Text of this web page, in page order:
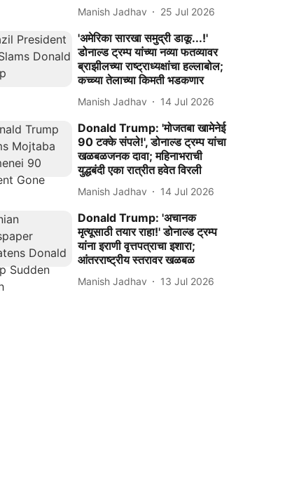
Manish Jadhav 25 Jul 2026
'अमेरिका सारखा समुद्री डाकू...!'
डोनाल्ड ट्रम्प यांच्या नव्या फतव्यावर
ब्राझीलच्या राष्ट्राध्यक्षांचा हल्लाबोल;
कच्च्या तेलाच्या किमती भडकणार
Manish Jadhav 14 Jul 2026
Donald Trump: 'मोजतबा खामेनेई
90 टक्के संपले!', डोनाल्ड ट्रम्प यांचा
खळबळजनक दावा; महिनाभराची
युद्धबंदी एका रात्रीत हवेत विरली
Manish Jadhav 14 Jul 2026
Donald Trump: 'अचानक
मृत्यूसाठी तयार राहा!' डोनाल्ड ट्रम्प
यांना इराणी वृत्तपत्राचा इशारा;
आंतरराष्ट्रीय स्तरावर खळबळ
Manish Jadhav 13 Jul 2026